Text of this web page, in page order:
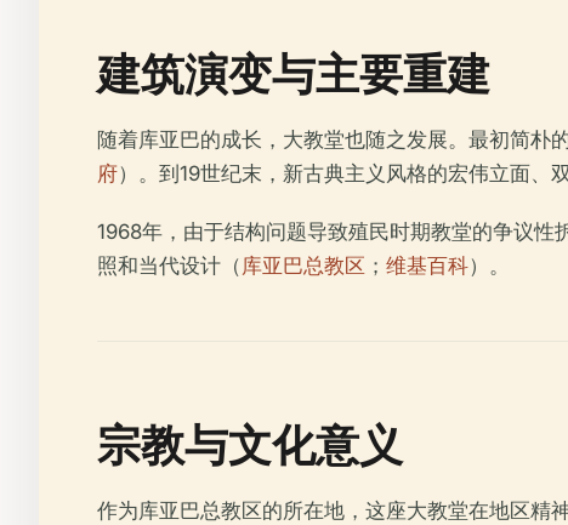
建筑演变与主要重建
随着库亚巴的成长，大教堂也随之发展。最初简朴
府）。到19世纪末，新古典主义风格的宏伟立面、
1968年，由于结构问题导致殖民时期教堂的争议
照和当代设计（ 库亚巴总教区 ； 维基百科）。
宗教与文化意义
作为库亚巴总教区的所在地，这座大教堂在地区精